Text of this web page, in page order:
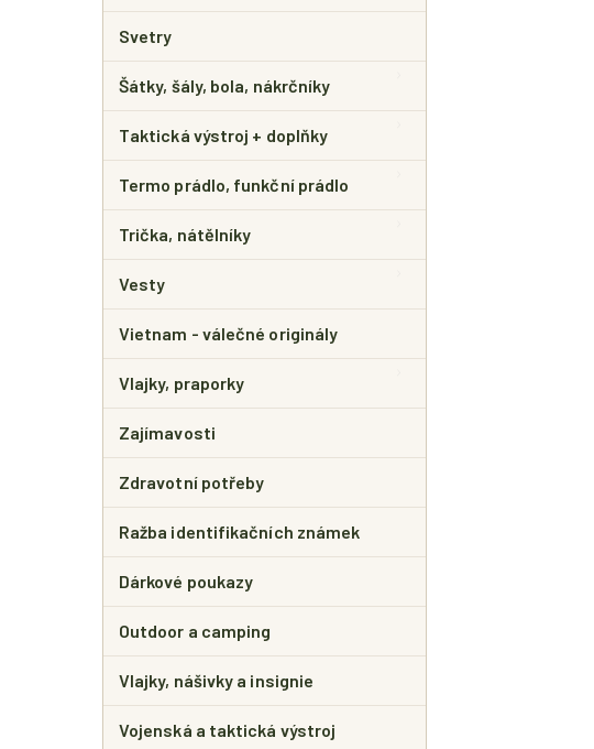
Svetry
Šátky, šály, bola, nákrčníky
Taktická výstroj + doplňky
Termo prádlo, funkční prádlo
Trička, nátělníky
Vesty
Vietnam - válečné originály
Vlajky, praporky
Zajímavosti
Zdravotní potřeby
Ražba identifikačních známek
Dárkové poukazy
Outdoor a camping
Vlajky, nášivky a insignie
Vojenská a taktická výstroj